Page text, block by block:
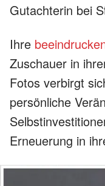
Gutachterin bei
Ihre
Zuschauer in
Fotos verbirgt
persönliche
Erneuerung in